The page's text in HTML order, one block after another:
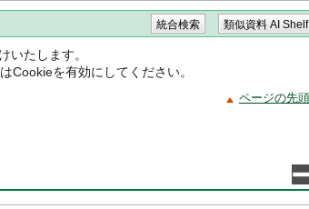
いたします。
Cookieを有効にしてください。
ページの先